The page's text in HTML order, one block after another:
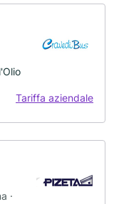
Tariffa aziendale
·